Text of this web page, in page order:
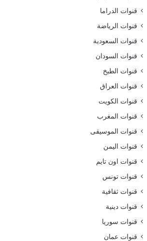
قنوات الدراما
قنوات الرياضة
قنوات السعودية
قنوات السودان
قنوات الطبخ
قنوات العراق
قنوات الكويت
قنوات المغرب
قنوات الموسيقى
قنوات اليمن
قنوات اون تايم
قنوات تونس
قنوات ثقافية
قنوات دينية
قنوات سوريا
قنوات عمان